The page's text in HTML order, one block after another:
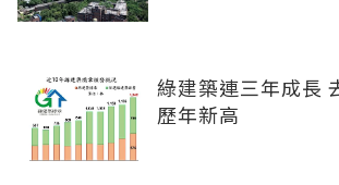
綠建築連三年成長
歷年新高